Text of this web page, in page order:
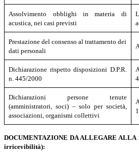
Assolvimento obblighi in materia di
acustica, nei casi previsti
Prestazione del consenso al trattamento dei
dati personali
Dichiarazione rispetto disposizioni D.P.R.
n. 445/2000
Dichiarazioni persone tenute
(amministratori, soci) – solo per società,
associazioni, organismi collettivi
DOCUMENTAZIONE DA ALLEGARE ALLA
irricevibilità):